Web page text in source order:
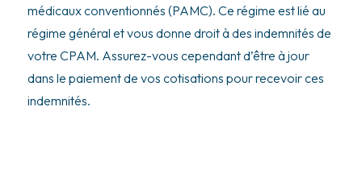
médicaux conventionnés (PAMC). Ce régime est lié au
régime général et vous donne droit à des indemnités de
votre CPAM. Assurez-vous cependant d’être à jour
dans le paiement de vos cotisations pour recevoir ces
indemnités.